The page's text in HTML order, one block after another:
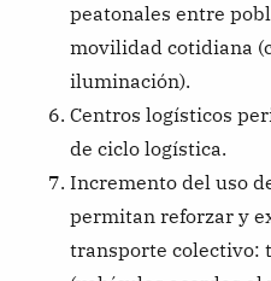
peatonales entre
movilidad cotidiana
iluminación).
Centros logísticos
de ciclo logística.
Incremento del uso
permitan reforzar y
transporte colectivo: